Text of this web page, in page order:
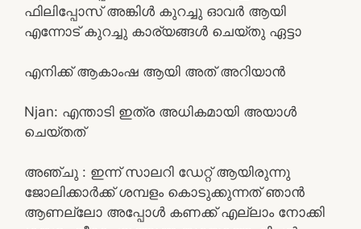
ഫിലിപ്പോസ് അങ്കിൾ കുറച്ചു ഓവർ ആയി
എന്നോട് കുറച്ചു കാര്യങ്ങൾ ചെയ്തു ഏട്ടാ
എനിക്ക് ആകാംഷ ആയി അത് അറിയാൻ
Njan: എന്താടി ഇത്ര അധികമായി അയാൾ
ചെയ്തത്
അഞ്ചു : ഇന്ന് സാലറി ഡേറ്റ് ആയിരുന്നു
ജോലിക്കാർക്ക് ശമ്പളം കൊടുക്കുന്നത് ഞാൻ
ആണല്ലോ അപ്പോൾ കണക്ക് എല്ലാം നോക്കി